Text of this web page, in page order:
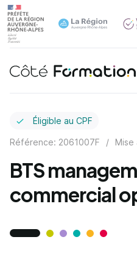
Éligible au CPF
Référence: 2061007F / Mise
BTS
commercial